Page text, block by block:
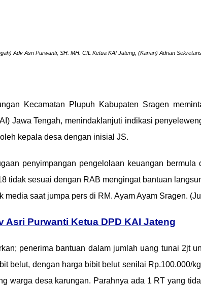
Adv Asri Purwanti, SH. MH. CIL Ketua KAI Jateng, (Kanan) Adrian
Kecamatan Plupuh Kabupaten Sragen
Jawa Tengah, menindaklanjuti indikasi
kepala desa dengan inisial JS.
penyimpangan pengelolaan keuangan
tidak sesuai dengan RAB mengingat bantuan
saat jumpa pers di RM. Ayam Ayam Sragen.
Asri Purwanti Ketua DPD KAI Jateng
penerima bantuan dalam jumlah uang tunai 2jt
belut, dengan harga bibit belut senilai Rp.100.000/
warga desa karungan. Parahnya ada 1 RT yang